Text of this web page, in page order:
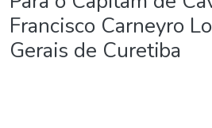
Francisco Carneyro
Gerais de Curetiba